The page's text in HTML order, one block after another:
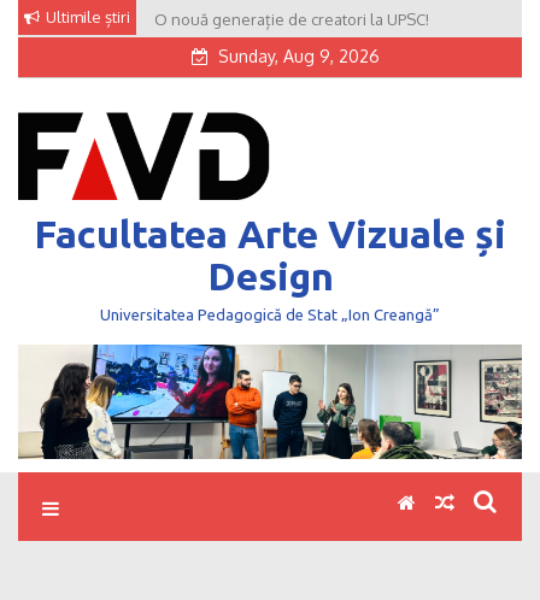
Skip
content
Ultimile știri O nouă generație de creatori la UPSC!
Sunday, Aug 9, 2026
Facultatea Arte Vizuale și
Design
Universitatea Pedagogică de Stat „Ion Creangă”